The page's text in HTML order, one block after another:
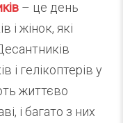
– це день
і жінок, які
і гелікоптерів у
життєво
і багато з них